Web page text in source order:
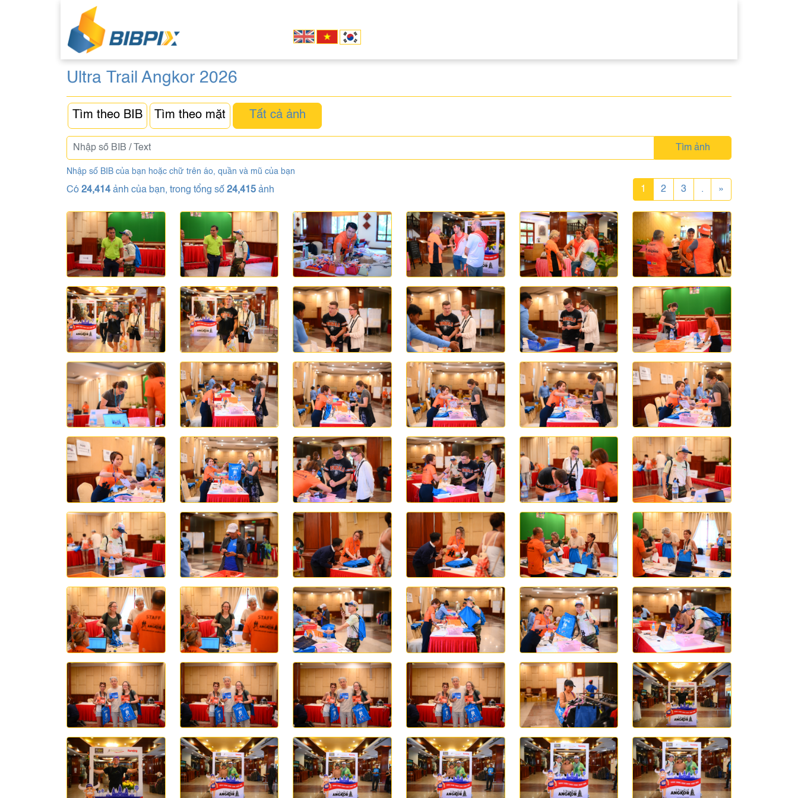
Ultra Trail Angkor 2026
Tìm theo BIB Tìm theo mặt Tất cả ảnh
Tìm ảnh
Nhập số BIB của bạn hoặc chữ trên áo, quần và mũ của bạn
Có 24,414 ảnh của bạn, trong tổng số 24,415 ảnh 1 2 3 . »